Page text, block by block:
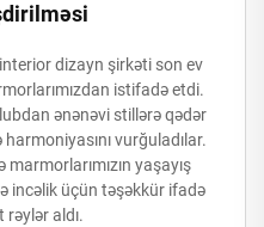
dizayn şirkəti son ev
istifadə etdi.
ənənəvi stillərə qədər
vurğuladılar.
yaşayış
incəlik üçün təşəkkür ifadə
rəylər aldı.